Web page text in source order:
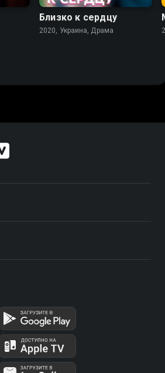
Близко к сердцу
2020, Украина, Драма